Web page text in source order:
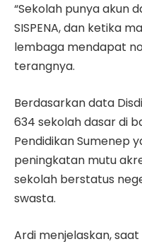
“Sekolah punya akun
SISPENA, dan ketika
lembaga mendapat
terangnya.
Berdasarkan data
634 sekolah dasar di
Pendidikan Sumenep
peningkatan mutu
sekolah berstatus
swasta.
Ardi menjelaskan,